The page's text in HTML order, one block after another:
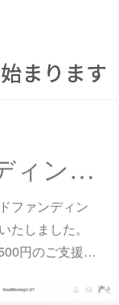
【クラウドファンディング】無事に終了いたしました。
ファンディン
たしました。
円のご支援…